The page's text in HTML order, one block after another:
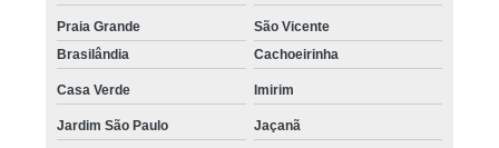
Praia Grande
São Vicente
Brasilândia
Cachoeirinha
Casa Verde Imirim
Jardim São Paulo Jaçanã